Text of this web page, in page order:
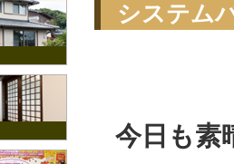
システム
今日も素